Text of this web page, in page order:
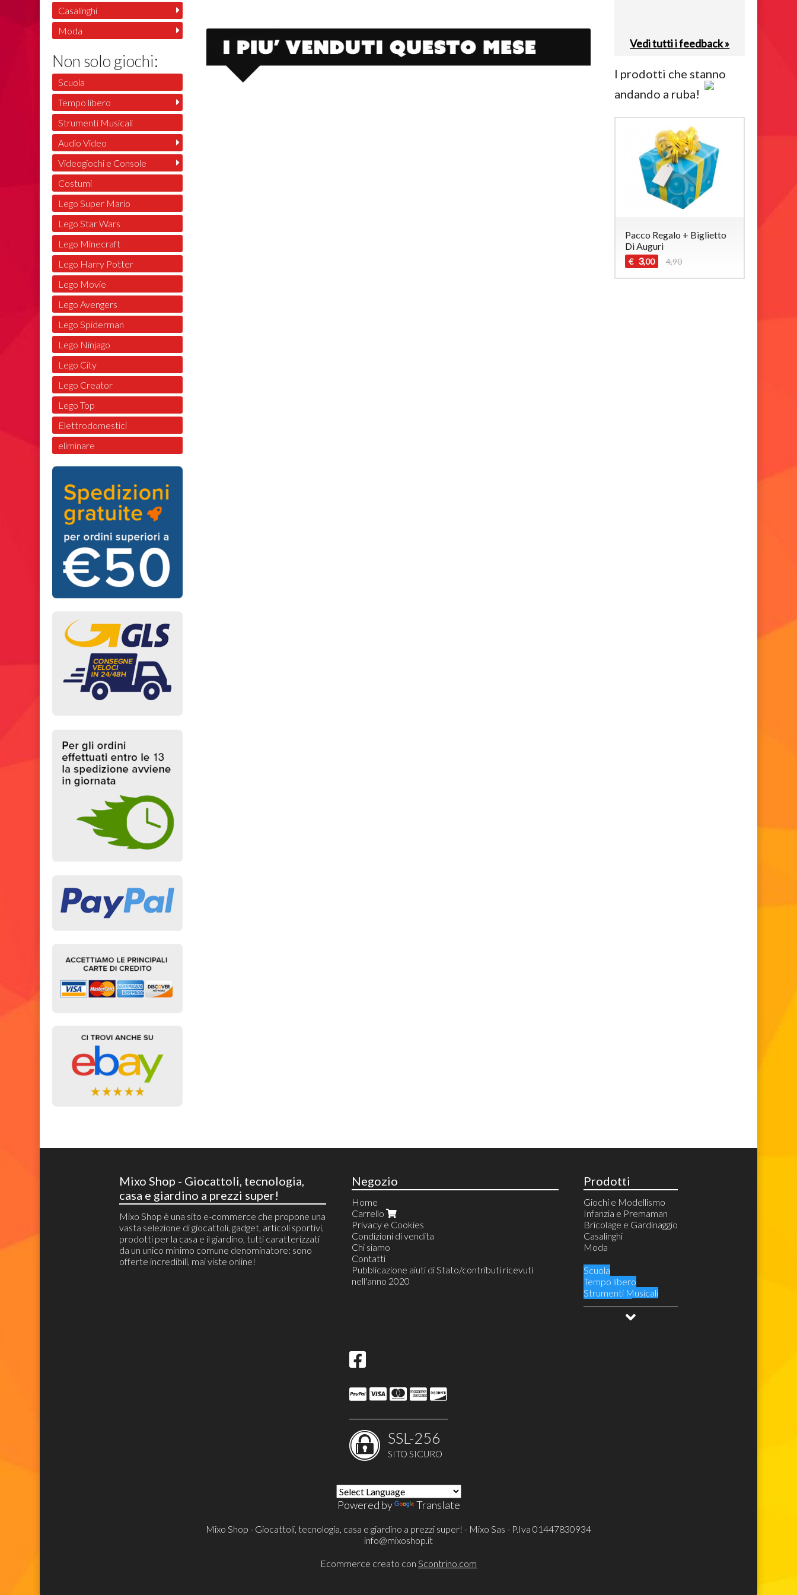
Casalinghi
Moda
Non solo giochi:
Scuola
Tempo libero
Strumenti Musicali
Audio Video
Videogiochi e Console
Costumi
Lego Super Mario
Lego Star Wars
Lego Minecraft
Lego Harry Potter
Lego Movie
Lego Avengers
Lego Spiderman
Lego Ninjago
Lego City
Lego Creator
Lego Top
Elettrodomestici
eliminare
Vedi tutti i feedback »
I prodotti che stanno
andando a ruba!
Pacco Regalo + Biglietto
Di Auguri
€ 3,00 4,90
Mixo Shop - Giocattoli, tecnologia,
casa e giardino a prezzi super!
Mixo Shop è una sito e-commerce che propone una
vasta selezione di giocattoli, gadget, articoli sportivi,
prodotti per la casa e il giardino, tutti caratterizzati
da un unico minimo comune denominatore: sono
offerte incredibili, mai viste online!
Negozio
Home
Carrello
Privacy e Cookies
Condizioni di vendita
Chi siamo
Contatti
Pubblicazione aiuti di Stato/contributi ricevuti
nell'anno 2020
Prodotti
Giochi e Modellismo
Infanzia e Premaman
Bricolage e Gardinaggio
Casalinghi
Moda
Scuola
Tempo libero
Strumenti Musicali
Videogiochi e Console
SSL-256
SITO SICURO
Powered by Translate
Mixo Shop - Giocattoli, tecnologia, casa e giardino a prezzi super! - Mixo Sas - P.Iva 01447830934
info@mixoshop.it
Ecommerce creato con Scontrino.com